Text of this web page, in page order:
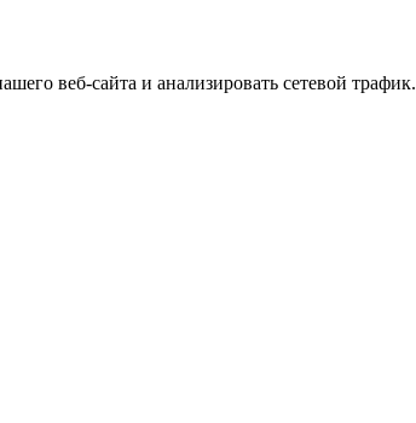
веб-сайта и анализировать сетевой трафик.